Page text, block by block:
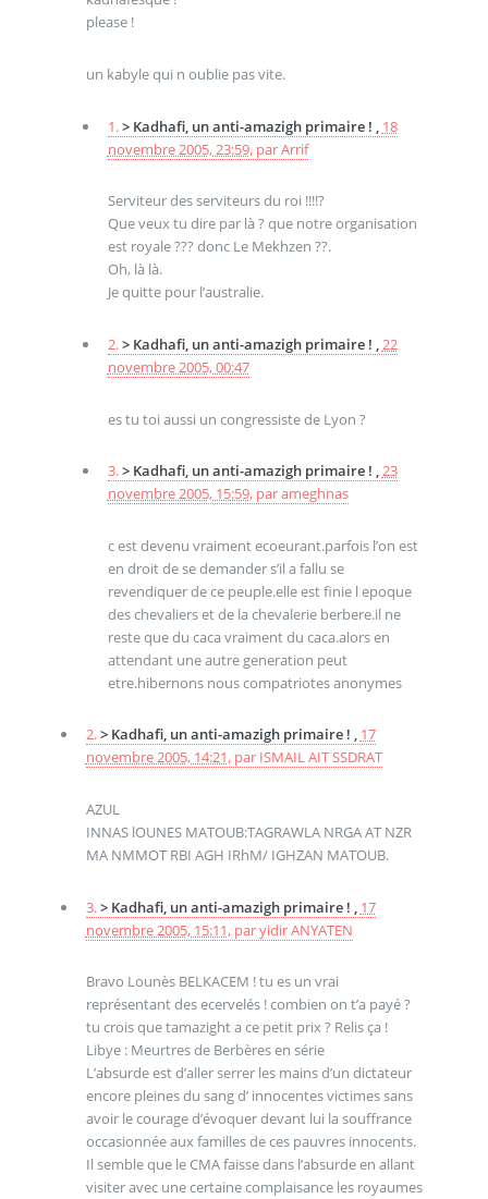
please !
un kabyle qui n oublie pas vite.
1.> Kadhafi, un anti-amazigh primaire ! , 18
novembre 2005, 23:59, parArrif
Serviteur des serviteurs du roi !!!!?
Que veux tu dire par là ? que notre organisation
est royale ??? donc Le Mekhzen ??.
Oh, là là.
Je quitte pour l’australie.
2.> Kadhafi, un anti-amazigh primaire ! ,22
novembre 2005, 00:47
es tu toi aussi un congressiste de Lyon ?
3.> Kadhafi, un anti-amazigh primaire ! ,23
novembre 2005, 15:59, parameghnas
c est devenu vraiment ecoeurant.parfois l’on est
en droit de se demander s’il a fallu se
revendiquer de ce peuple.elle est finie l epoque
des chevaliers et de la chevalerie berbere.il ne
reste que du caca vraiment du caca.alors en
attendant une autre generation peut
etre.hibernons nous compatriotes anonymes
2.> Kadhafi, un anti-amazigh primaire ! , 17
novembre 2005, 14:21, par ISMAIL AIT SSDRAT
AZUL
INNAS lOUNES MATOUB:TAGRAWLA NRGA AT NZR
MA NMMOT RBI AGH IRhM/ IGHZAN MATOUB.
3.> Kadhafi, un anti-amazigh primaire ! , 17
novembre 2005, 15:11, paryidir ANYATEN
Bravo Lounès BELKACEM ! tu es un vrai
représentant des ecervelés ! combien on t’a payé ?
tu crois que tamazight a ce petit prix ? Relis ça !
Libye : Meurtres de Berbères en série
L’absurde est d’aller serrer les mains d’un dictateur
encore pleines du sang d’ innocentes victimes sans
avoir le courage d’évoquer devant lui la souffrance
occasionnée aux familles de ces pauvres innocents.
Il semble que le CMA faisse dans l’absurde en allant
visiter avec une certaine complaisance les royaumes